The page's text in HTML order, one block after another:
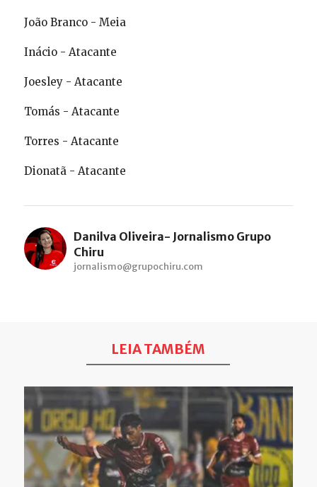
João Branco - Meia
Inácio - Atacante
Joesley - Atacante
Tomás - Atacante
Torres - Atacante
Dionatã - Atacante
Danilva Oliveira- Jornalismo Grupo
Chiru
jornalismo@grupochiru.com
LEIA TAMBÉM